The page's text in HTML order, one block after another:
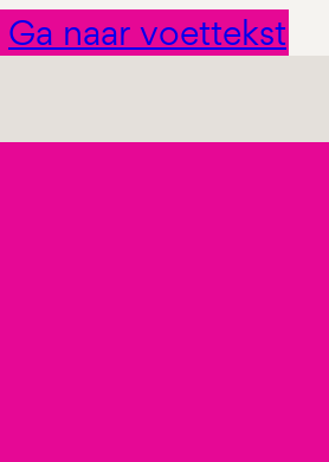
Ga naar voettekst